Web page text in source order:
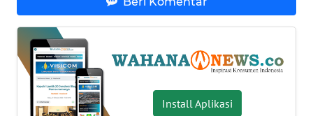
Install Aplikasi
SERAMBI
WN
JAMBI